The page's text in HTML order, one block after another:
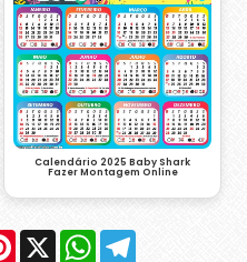
Calendário 2025 Baby Shark
Fazer Montagem Online
Pinterest
X WhatsApp